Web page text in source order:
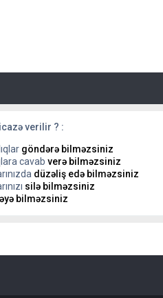
verilir ? :
göndərə bilməzsiniz
cavab verə bilməzsiniz
düzəliş edə bilməzsiniz
silə bilməzsiniz
bilməzsiniz